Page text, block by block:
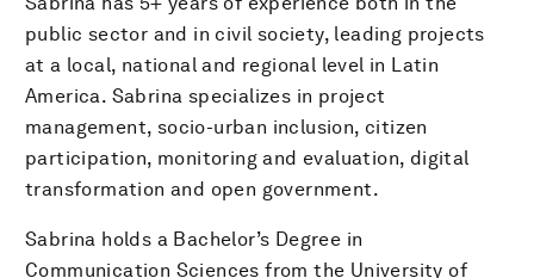
public sector and in civil society, leading projects
at a local, national and regional level in Latin
America. Sabrina specializes in project
management, socio-urban inclusion, citizen
participation, monitoring and evaluation, digital
transformation and open government.
Sabrina holds a Bachelor’s Degree in
Communication Sciences from the University of